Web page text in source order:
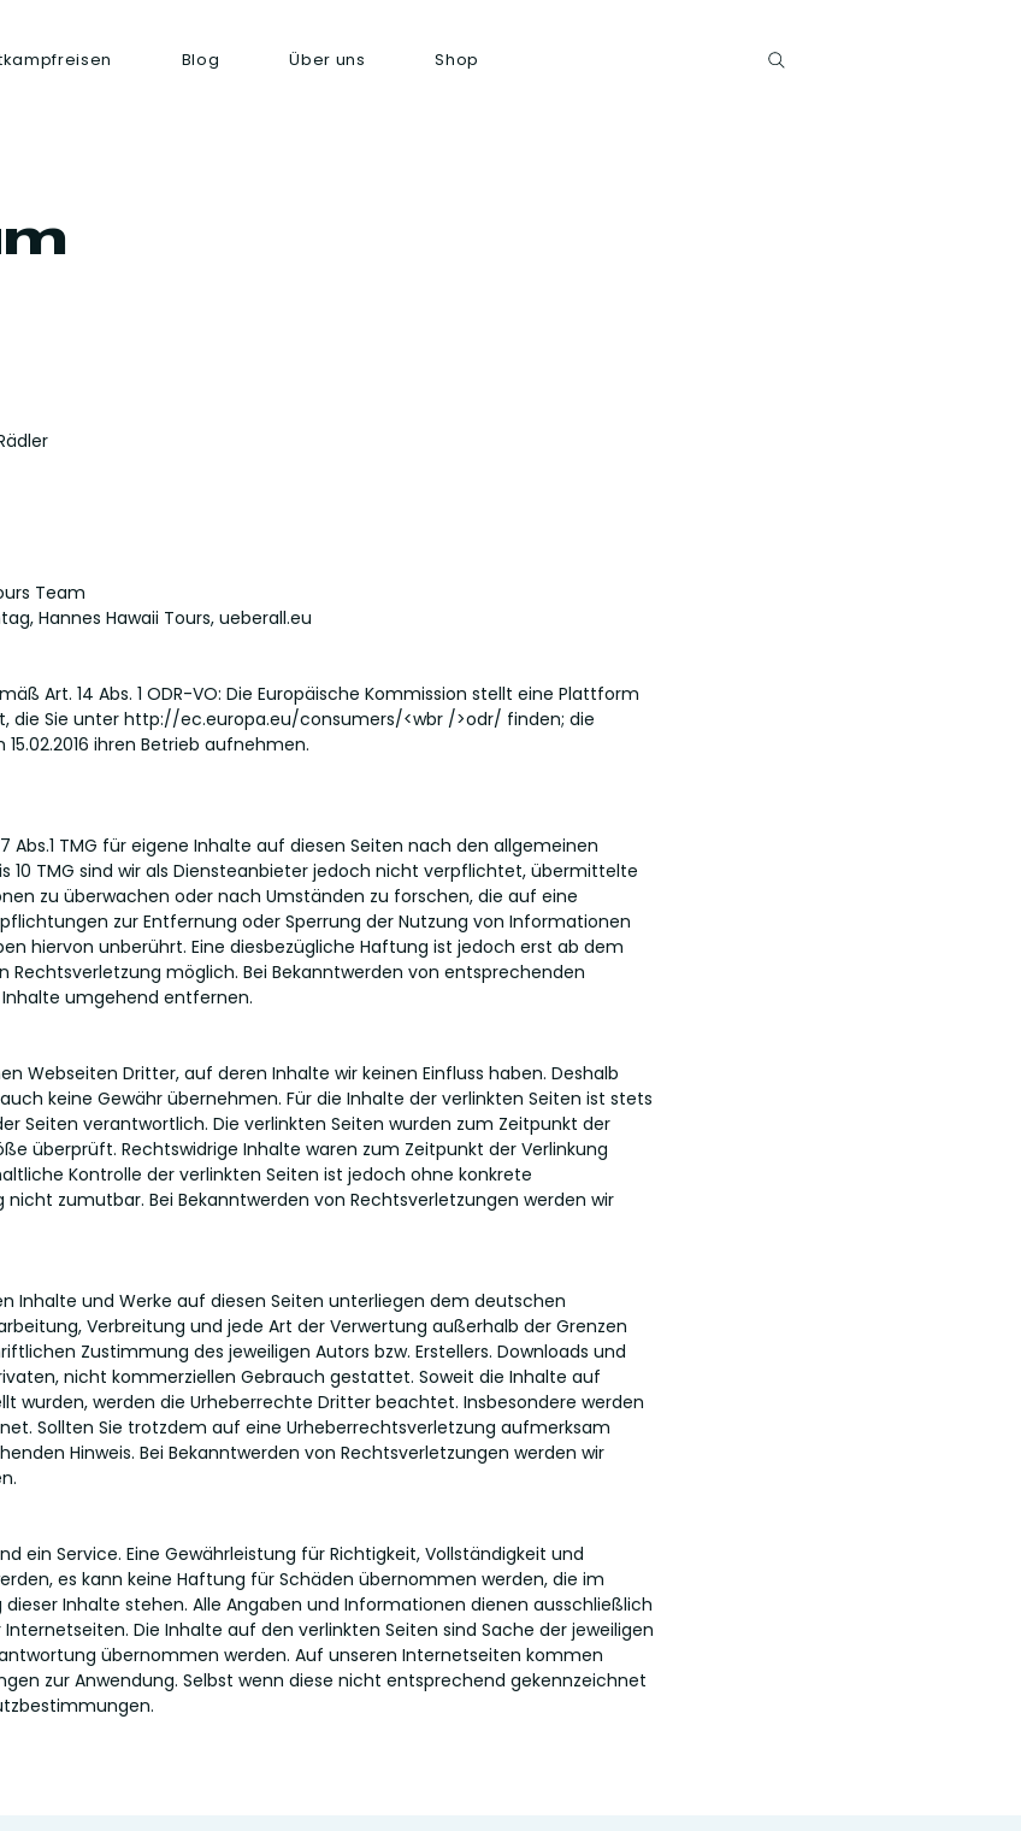
Blog Über uns Shop
Team
, Hannes Hawaii Tours, ueberall.eu
Art. 14 Abs. 1 ODR-VO: Die Europäische Kommission stellt eine Plattform
die Sie unterhttp://ec.europa.eu/consumers/<wbr />odr/ finden; die
ihren Betrieb aufnehmen.
Abs.1 TMG für eigene Inhalte auf diesen Seiten nach den allgemeinen
10 TMG sind wir als Diensteanbieter jedoch nicht verpflichtet, übermittelte
zu überwachen oder nach Umständen zu forschen, die auf eine
zur Entfernung oder Sperrung der Nutzung von Informationen
hiervon unberührt. Eine diesbezügliche Haftung ist jedoch erst ab dem
Rechtsverletzung möglich. Bei Bekanntwerden von entsprechenden
umgehend entfernen.
Webseiten Dritter, auf deren Inhalte wir keinen Einfluss haben. Deshalb
keine Gewähr übernehmen. Für die Inhalte der verlinkten Seiten ist stets
Seiten verantwortlich. Die verlinkten Seiten wurden zum Zeitpunkt der
überprüft. Rechtswidrige Inhalte waren zum Zeitpunkt der Verlinkung
Kontrolle der verlinkten Seiten ist jedoch ohne konkrete
zumutbar. Bei Bekanntwerden von Rechtsverletzungen werden wir
Inhalte und Werke auf diesen Seiten unterliegen dem deutschen
Verbreitung und jede Art der Verwertung außerhalb der Grenzen
Zustimmung des jeweiligen Autors bzw. Erstellers. Downloads und
nicht kommerziellen Gebrauch gestattet. Soweit die Inhalte auf
wurden, werden die Urheberrechte Dritter beachtet. Insbesondere werden
Sollten Sie trotzdem auf eine Urheberrechtsverletzung aufmerksam
Hinweis. Bei Bekanntwerden von Rechtsverletzungen werden wir
ein Service. Eine Gewährleistung für Richtigkeit, Vollständigkeit und
es kann keine Haftung für Schäden übernommen werden, die im
Inhalte stehen. Alle Angaben und Informationen dienen ausschließlich
Die Inhalte auf den verlinkten Seiten sind Sache der jeweiligen
übernommen werden. Auf unseren Internetseiten kommen
zur Anwendung. Selbst wenn diese nicht entsprechend gekennzeichnet